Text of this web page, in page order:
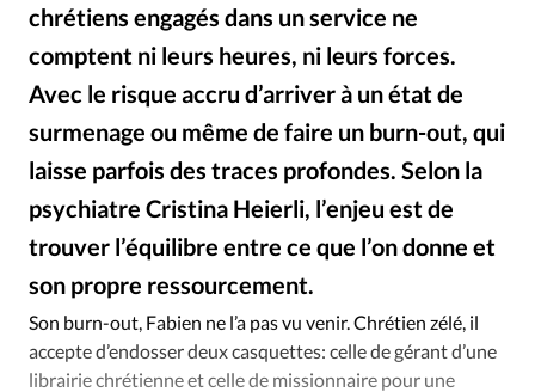
Se connecter
Édition: Internationale
CHF
RUBRIQUES
Tous les articles
Actualité chrétienne
Actualité internationale
Chronique
Culture
Dossier
Eglises Foi Génération réveil
Monde
Opinions
Publireportage
Relations Aujourd'hui
Société
Tour du monde des Eglises
Trait d'Ixène
Vécu
Vie Intérieure
chrétiens engagés dans un service ne
comptent ni leurs heures, ni leurs forces.
Avec le risque accru d’arriver à un état de
surmenage ou même de faire un burn-out, qui
laisse parfois des traces profondes. Selon la
psychiatre Cristina Heierli, l’enjeu est de
trouver l’équilibre entre ce que l’on donne et
son propre ressourcement.
Son burn-out, Fabien ne l’a pas vu venir. Chrétien zélé, il
accepte d’endosser deux casquettes: celle de gérant d’une
librairie chrétienne et celle de missionnaire pour une